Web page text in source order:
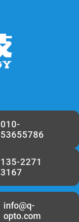
010-
53655786
135-2271
3167
info@q-
opto.com